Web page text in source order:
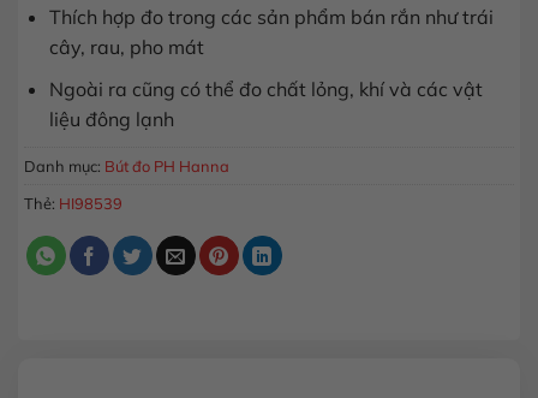
Thích hợp đo trong các sản phẩm bán rắn như trái
cây, rau, pho mát
Ngoài ra cũng có thể đo chất lỏng, khí và các vật
liệu đông lạnh
Danh mục: Bút đo PH Hanna
Thẻ: HI98539